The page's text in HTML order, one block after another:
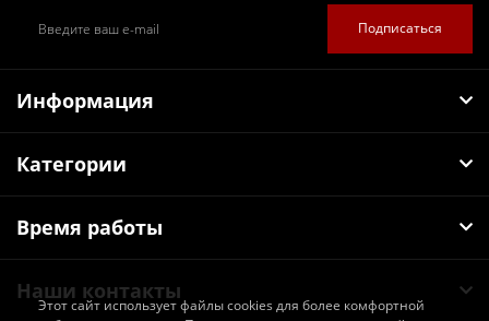
Подписаться
Информация
Категории
Время работы
Наши контакты
Этот сайт использует файлы cookies для более комфортной